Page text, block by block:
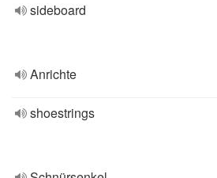
sideboard
Anrichte
shoestrings